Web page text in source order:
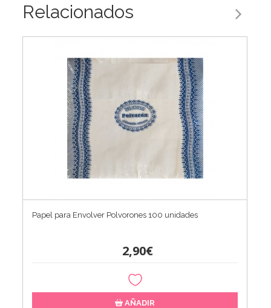
Relacionados
Papel para Envolver Polvorones 100 unidades
2,90€
AÑADIR